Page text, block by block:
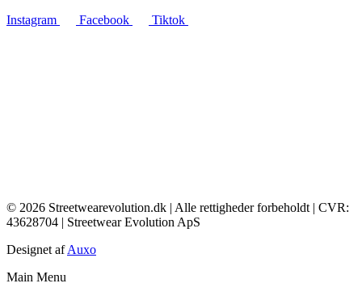
Instagram
Facebook Tiktok
© 2026 Streetwearevolution.dk | Alle rettigheder forbeholdt | CVR:
43628704 | Streetwear Evolution ApS
Designet afAuxo
Main Menu